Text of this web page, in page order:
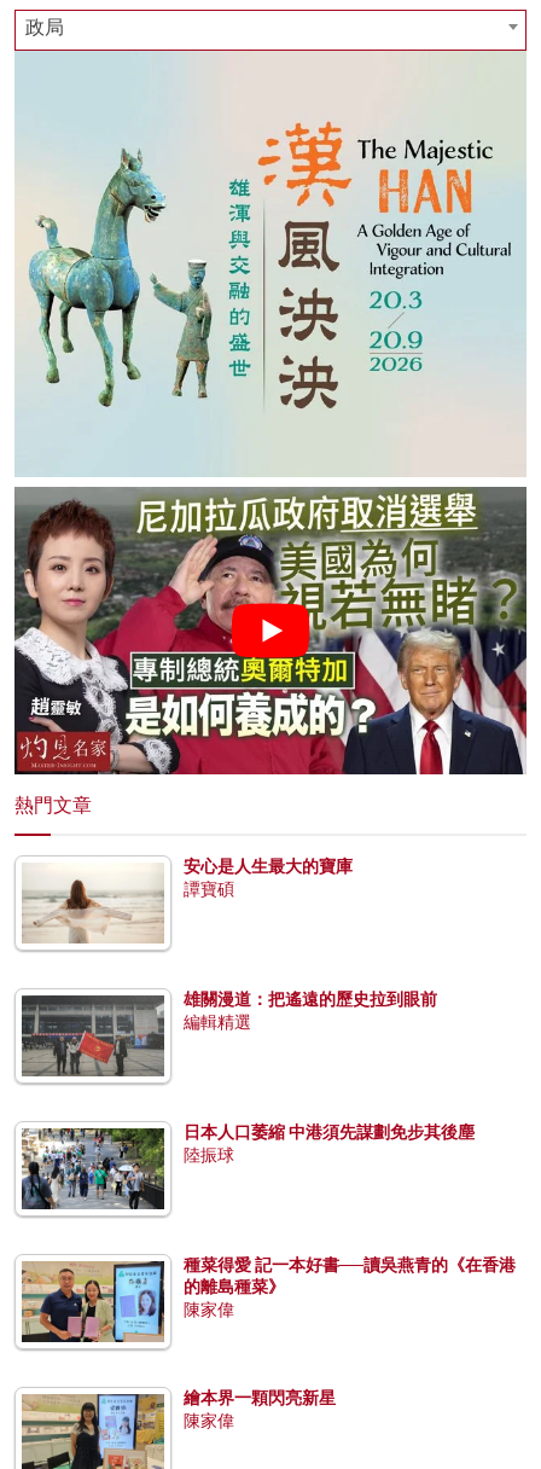
政局
熱門文章
安心是人生最大的寶庫
譚寶碩
雄關漫道：把遙遠的歷史拉到眼前
編輯精選
日本人口萎縮 中港須先謀劃免步其後塵
陸振球
種菜得愛 記一本好書──讀吳燕青的《在香港
的離島種菜》
陳家偉
繪本界一顆閃亮新星
陳家偉